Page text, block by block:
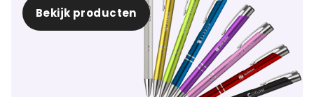
Bekijk producten